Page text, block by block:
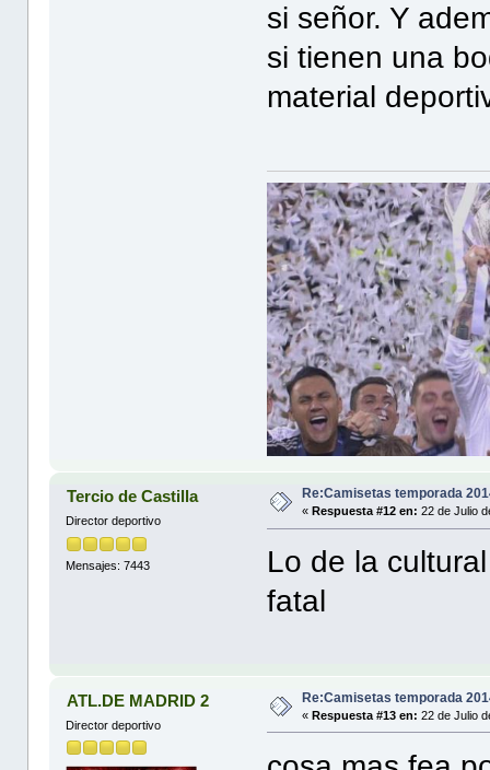
si señor. Y
si tienen una
material
Tercio de Castilla
Director deportivo
Mensajes: 7443
Re:Camisetas temporada
« Respuesta #12 en: 22 de Julio
Lo de la
fatal
ATL.DE MADRID 2
Director deportivo
Re:Camisetas temporada
«Respuesta #13 en: 22 de Julio